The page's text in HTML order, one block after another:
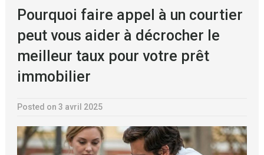
Pourquoi faire appel à un courtier
peut vous aider à décrocher le
meilleur taux pour votre prêt
immobilier
Posted on 3 avril 2025